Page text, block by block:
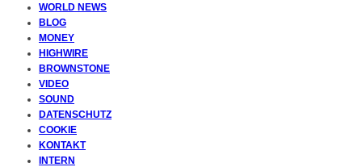
WORLD NEWS
BLOG
MONEY
HIGHWIRE
BROWNSTONE
VIDEO
SOUND
DATENSCHUTZ
COOKIE
KONTAKT
INTERN